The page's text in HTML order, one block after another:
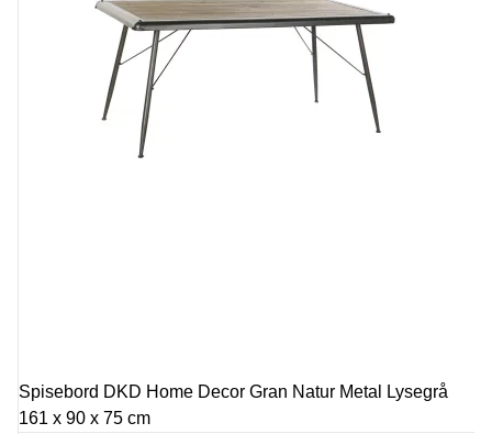
Spisebord DKD Home Decor Gran Natur Metal Lysegrå
161 x 90 x 75 cm